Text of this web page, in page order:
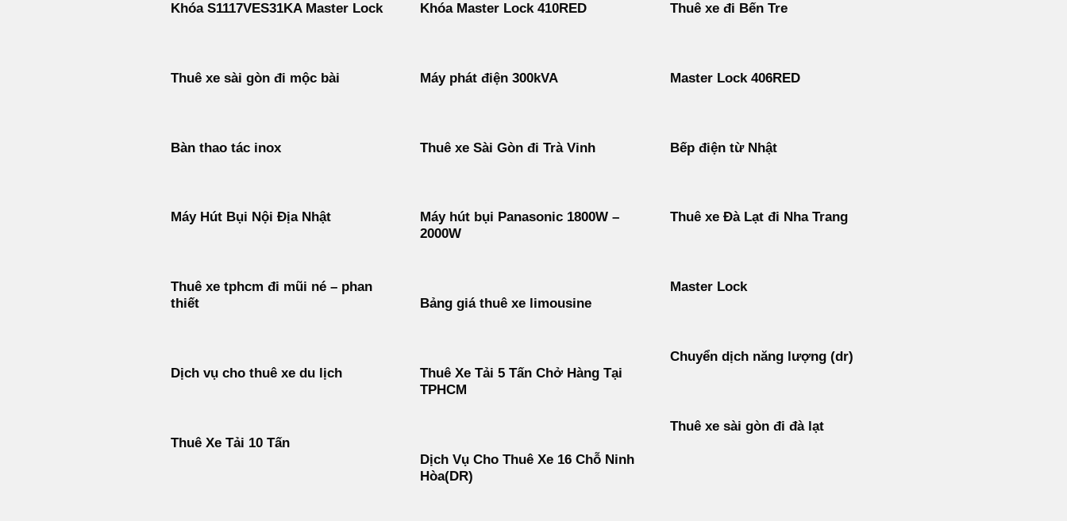
Khóa S1117VES31KA Master Lock Khóa Master Lock 410RED Thuê xe đi Bến Tre
Thuê xe sài gòn đi mộc bài Máy phát điện 300kVA Master Lock 406RED
Bàn thao tác inox Thuê xe Sài Gòn đi Trà Vinh Bếp điện từ Nhật
Máy Hút Bụi Nội Địa Nhật
Máy hút bụi Panasonic 1800W –
2000W
Thuê xe Đà Lạt đi Nha Trang
Thuê xe tphcm đi mũi né – phan
thiết
Master Lock
Bảng giá thuê xe limousine
Chuyển dịch năng lượng (dr)
Dịch vụ cho thuê xe du lịch
Thuê Xe Tải 5 Tấn Chở Hàng Tại
TPHCM
Thuê xe sài gòn đi đà lạt
Thuê Xe Tải 10 Tấn
Dịch Vụ Cho Thuê Xe 16 Chỗ Ninh
Hòa(DR)